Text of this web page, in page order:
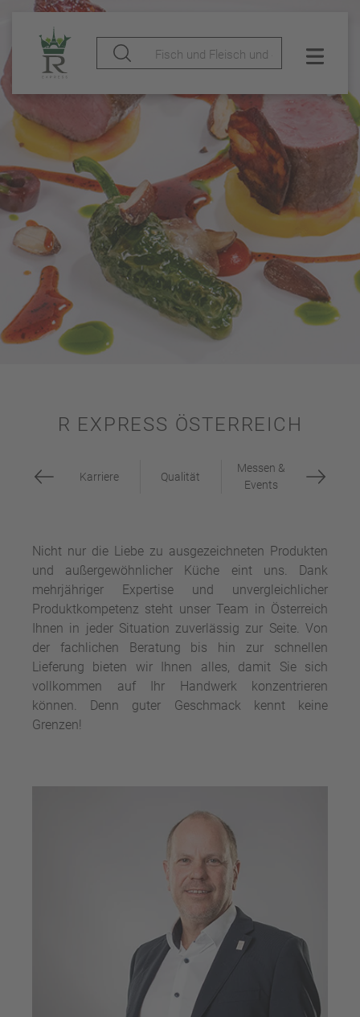
R EXPRESS ÖSTERREICH
Karriere Qualität
Messen &
Events
Nicht nur die Liebe zu ausgezeichneten Produkten
und außergewöhnlicher Küche eint uns. Dank
mehrjähriger Expertise und unvergleichlicher
Produktkompetenz steht unser Team in Österreich
Ihnen in jeder Situation zuverlässig zur Seite. Von
der fachlichen Beratung bis hin zur schnellen
Lieferung bieten wir Ihnen alles, damit Sie sich
vollkommen auf Ihr Handwerk konzentrieren
können. Denn guter Geschmack kennt keine
Grenzen!